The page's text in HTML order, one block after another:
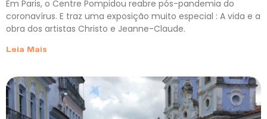
Em Paris, o Centre Pompidou reabre pós-pandemia do
coronavírus. E traz uma exposição muito especial : A vida e a
obra dos artistas Christo e Jeanne-Claude.
Leia Mais